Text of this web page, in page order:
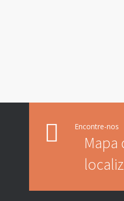
Encontre-nos
Mapa